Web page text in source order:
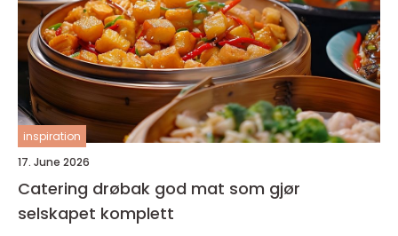
inspiration
17. June 2026
Catering drøbak god mat som gjør
selskapet komplett